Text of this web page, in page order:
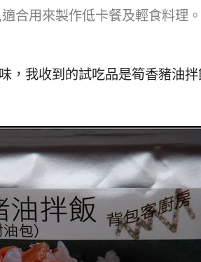
合用來製作低卡餐及輕食料理。
，我收到的試吃品是筍香豬油